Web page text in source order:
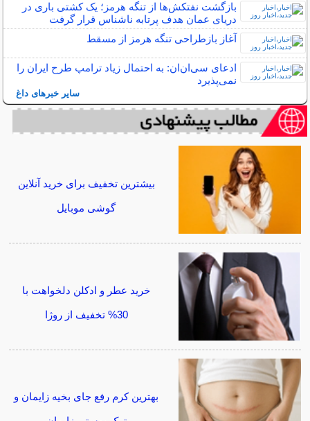
بازگشت نفتکش‌ها از تنگه هرمز؛ یک کشتی باری در
دریای عمان هدف پرتابه ناشناس قرار گرفت
آغاز بازطراحی تنگه هرمز از مسقط
ادعای سی‌ان‌ان: به احتمال زیاد ترامپ طرح ایران را
نمی‌پذیرد
سایر خبرهای داغ
بیشترین تخفیف برای خرید آنلاین
گوشی موبایل
خرید عطر و ادکلن دلخواهت با
30% تخفیف از روژا
بهترین کرم رفع جای بخیه زایمان و